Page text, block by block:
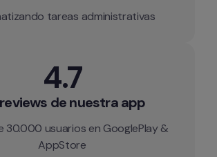
tareas administrativas
4.7
de nuestra app
30.000 usuarios en GooglePlay &
AppStore